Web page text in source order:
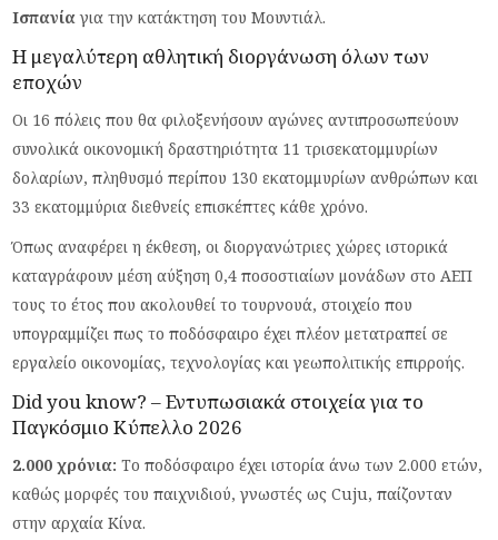
Ισπανίαγια την κατάκτηση του Μουντιάλ.
Η μεγαλύτερη αθλητική διοργάνωση όλων των
εποχών
Οι 16 πόλεις που θα φιλοξενήσουν αγώνες αντιπροσωπεύουν
συνολικά οικονομική δραστηριότητα 11 τρισεκατομμυρίων
δολαρίων, πληθυσμό περίπου 130 εκατομμυρίων ανθρώπων και
33 εκατομμύρια διεθνείς επισκέπτες κάθε χρόνο.
Όπως αναφέρει η έκθεση, οι διοργανώτριες χώρες ιστορικά
καταγράφουν μέση αύξηση 0,4 ποσοστιαίων μονάδων στο ΑΕΠ
τους το έτος που ακολουθεί το τουρνουά, στοιχείο που
υπογραμμίζει πως το ποδόσφαιρο έχει πλέον μετατραπεί σε
εργαλείο οικονομίας, τεχνολογίας και γεωπολιτικής επιρροής.
Did you know? – Εντυπωσιακά στοιχεία για το
Παγκόσμιο Κύπελλο 2026
2.000 χρόνια: Το ποδόσφαιρο έχει ιστορία άνω των 2.000 ετών,
καθώς μορφές του παιχνιδιού, γνωστές ως Cuju, παίζονταν
στην αρχαία Κίνα.